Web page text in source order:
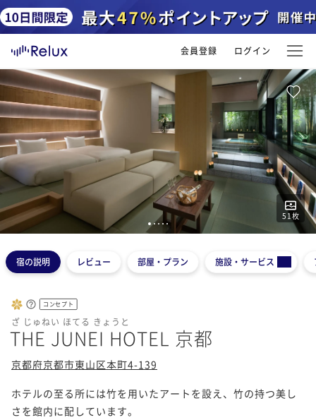
会員登録 ログイン
51枚
123 4 5
宿の説明 レビュー 部屋・プラン 施設・サービス
コンセプト
ざ じゅねい ほてる きょうと
THE JUNEI HOTEL 京都
京都府京都市東山区本町4-139
ホテルの至る所には竹を用いたアートを設え、竹の持つ美し
さを館内に配しています。